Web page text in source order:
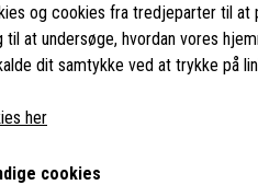
Reservedele til WMF Presto
studs
DKK
og cookies fra tredjeparter til at
at undersøge, hvordan vores
dit samtykke ved at trykke på
her
cookies